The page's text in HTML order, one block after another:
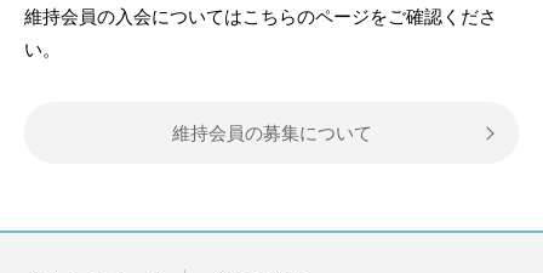
維持会員の入会についてはこちらのページをご確認くださ
い。
維持会員の募集について